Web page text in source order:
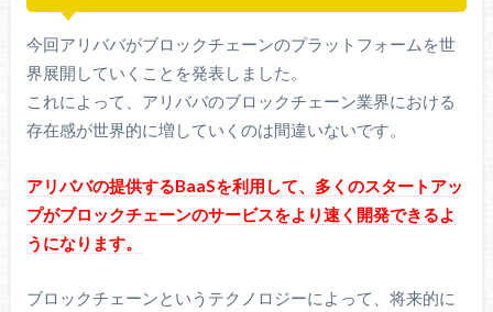
今回アリババがブロックチェーンのプラットフォームを世
界展開していくことを発表しました。
これによって、 アリババのブロックチェーン業界における
存在感が世界的に増していくのは間違いないです。
アリババの提供するBaaSを利用して、多くのスタートアッ
プがブロックチェーンのサービスをより速く開発できるよ
うになります。
ブロックチェーンというテクノロジーによって、将来的に